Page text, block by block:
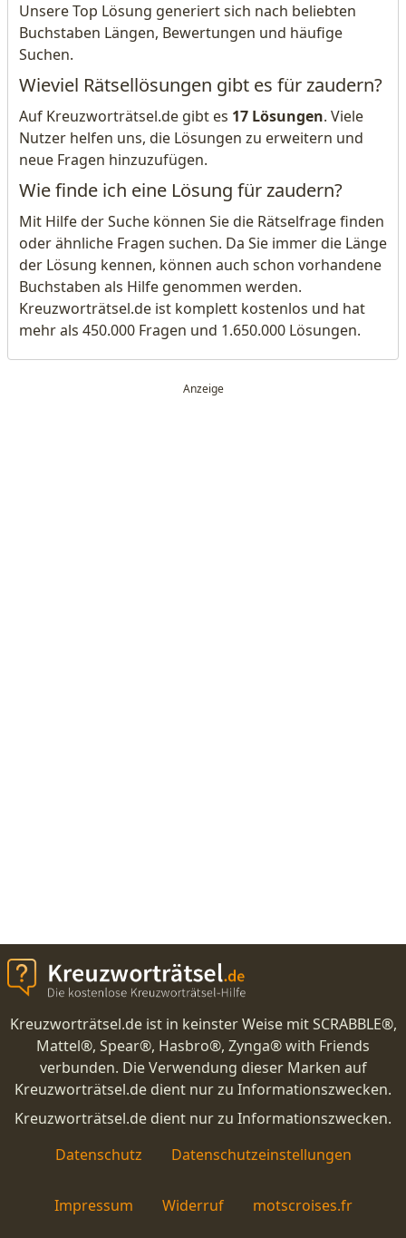
Unsere Top Lösung generiert sich nach beliebten
Buchstaben Längen, Bewertungen und häufige
Suchen.
Wieviel Rätsellösungen gibt es für zaudern?
Auf Kreuzworträtsel.de gibt es 17 Lösungen. Viele
Nutzer helfen uns, die Lösungen zu erweitern und
neue Fragen hinzuzufügen.
Wie finde ich eine Lösung für zaudern?
Mit Hilfe der Suche können Sie die Rätselfrage finden
oder ähnliche Fragen suchen. Da Sie immer die Länge
der Lösung kennen, können auch schon vorhandene
Buchstaben als Hilfe genommen werden.
Kreuzworträtsel.de ist komplett kostenlos und hat
mehr als 450.000 Fragen und 1.650.000 Lösungen.
Kreuzworträtsel.de ist in keinster Weise mit SCRABBLE®,
Mattel®, Spear®, Hasbro®, Zynga® with Friends
verbunden. Die Verwendung dieser Marken auf
Kreuzworträtsel.de dient nur zu Informationszwecken.
Kreuzworträtsel.de dient nur zu Informationszwecken.
Datenschutz
Datenschutzeinstellungen
Impressum Widerruf motscroises.fr